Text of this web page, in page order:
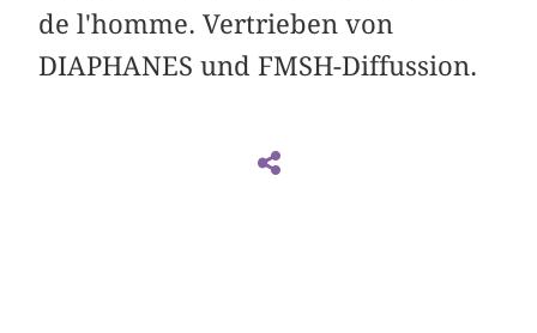
de l'homme. Vertrieben von
DIAPHANES und FMSH-Diffussion.